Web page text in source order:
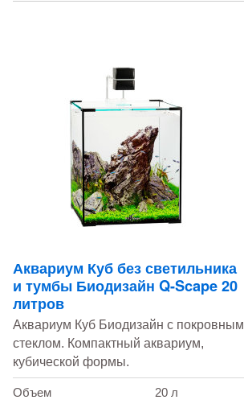
Аквариум Куб без светильника
и тумбы Биодизайн Q-Scape 20
литров
Аквариум Куб Биодизайн с покровным
стеклом. Компактный аквариум,
кубической формы.
Объем
20 л